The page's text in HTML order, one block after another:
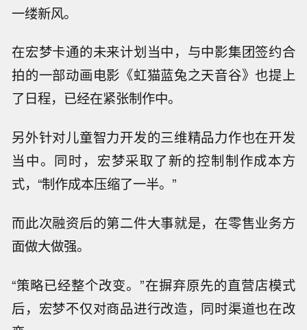
一缕新风。
在宏梦卡通的未来计划当中，与中影集团签约合
拍的一部动画电影《虹猫蓝兔之天音谷》也提上
了日程，已经在紧张制作中。
另外针对儿童智力开发的三维精品力作也在开发
当中。同时，宏梦采取了新的控制制作成本方
式，“制作成本压缩了一半。”
而此次融资后的第二件大事就是，在零售业务方
面做大做强。
“策略已经整个改变。”在摒弃原先的直营店模式
后，宏梦不仅对商品进行改造，同时渠道也在改